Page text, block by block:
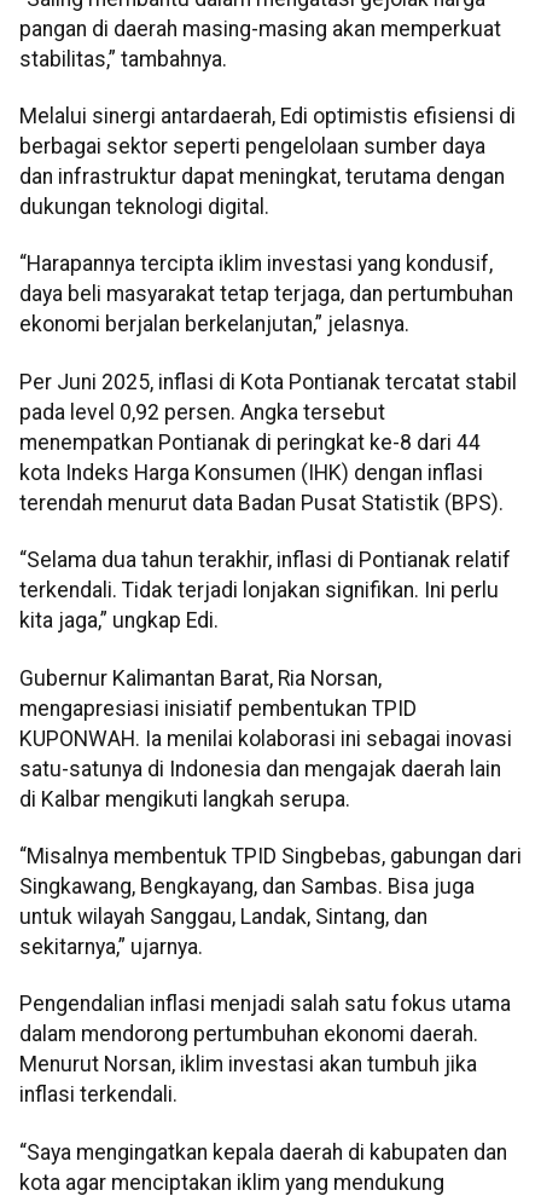
pangan di daerah masing-masing akan memperkuat
stabilitas,” tambahnya.
Melalui sinergi antardaerah, Edi optimistis efisiensi di
berbagai sektor seperti pengelolaan sumber daya
dan infrastruktur dapat meningkat, terutama dengan
dukungan teknologi digital.
“Harapannya tercipta iklim investasi yang kondusif,
daya beli masyarakat tetap terjaga, dan pertumbuhan
ekonomi berjalan berkelanjutan,” jelasnya.
Per Juni 2025, inflasi di Kota Pontianak tercatat stabil
pada level 0,92 persen. Angka tersebut
menempatkan Pontianak di peringkat ke-8 dari 44
kota Indeks Harga Konsumen (IHK) dengan inflasi
terendah menurut data Badan Pusat Statistik (BPS).
“Selama dua tahun terakhir, inflasi di Pontianak relatif
terkendali. Tidak terjadi lonjakan signifikan. Ini perlu
kita jaga,” ungkap Edi.
Gubernur Kalimantan Barat, Ria Norsan,
mengapresiasi inisiatif pembentukan TPID
KUPONWAH. Ia menilai kolaborasi ini sebagai inovasi
satu-satunya di Indonesia dan mengajak daerah lain
di Kalbar mengikuti langkah serupa.
“Misalnya membentuk TPID Singbebas, gabungan dari
Singkawang, Bengkayang, dan Sambas. Bisa juga
untuk wilayah Sanggau, Landak, Sintang, dan
sekitarnya,” ujarnya.
Pengendalian inflasi menjadi salah satu fokus utama
dalam mendorong pertumbuhan ekonomi daerah.
Menurut Norsan, iklim investasi akan tumbuh jika
inflasi terkendali.
“Saya mengingatkan kepala daerah di kabupaten dan
kota agar menciptakan iklim yang mendukung